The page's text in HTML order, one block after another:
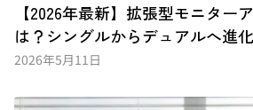
【2026年最新】拡張型モニター
は？シングルからデュアルへ進
2026年5月11日